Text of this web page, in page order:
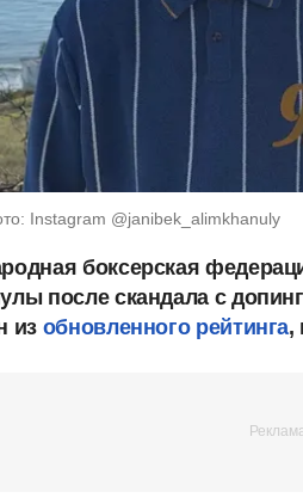
Instagram @janibek_alimkhanuly
боксерская
после скандала с
из обновленного рейтинга,